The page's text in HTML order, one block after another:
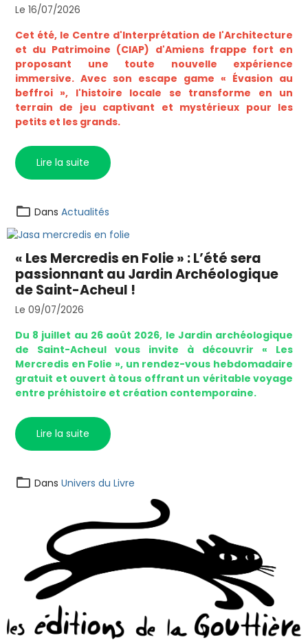
Le 16/07/2026
Cet été, le Centre d'Interprétation de l'Architecture
et du Patrimoine (CIAP) d'Amiens frappe fort en
proposant une toute nouvelle expérience
immersive. Avec son escape game « Évasion au
beffroi », l'histoire locale se transforme en un
terrain de jeu captivant et mystérieux pour les
petits et les grands.
Lire la suite
Dans Actualités
« Les Mercredis en Folie » : L’été sera
passionnant au Jardin Archéologique
de Saint-Acheul !
Le 09/07/2026
Du 8 juillet au 26 août 2026, le Jardin archéologique
de Saint-Acheul vous invite à découvrir « Les
Mercredis en Folie », un rendez-vous hebdomadaire
gratuit et ouvert à tous offrant un véritable voyage
entre préhistoire et création contemporaine.
Lire la suite
Dans Univers du Livre